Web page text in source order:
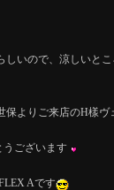
しいので、涼しいと
保よりご来店のH樣ヴ
うございます
Aです